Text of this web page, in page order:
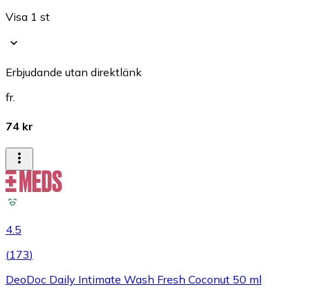
Visa 1 st
Erbjudande utan direktlänk
fr.
74 kr
4.5
(173)
DeoDoc Daily Intimate Wash Fresh Coconut 50 ml